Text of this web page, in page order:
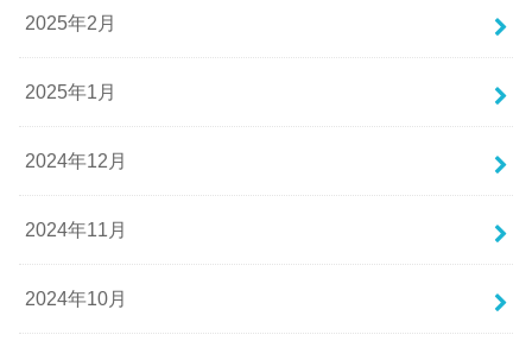
2025年2月
2025年1月
2024年12月
2024年11月
2024年10月